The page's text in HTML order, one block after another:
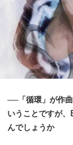
──「循環」が作
いうことですが
んでしょうか